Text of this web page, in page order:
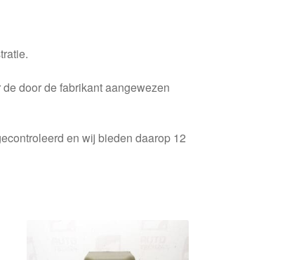
door de fabrikant aangewezen
en wij bieden daarop 12